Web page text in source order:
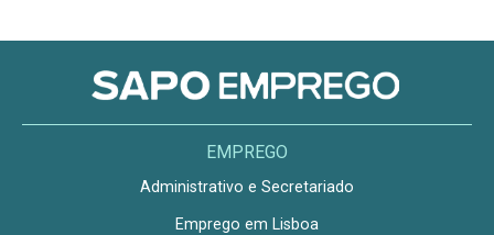
EMPREGO
Administrativo e Secretariado
Emprego em Lisboa